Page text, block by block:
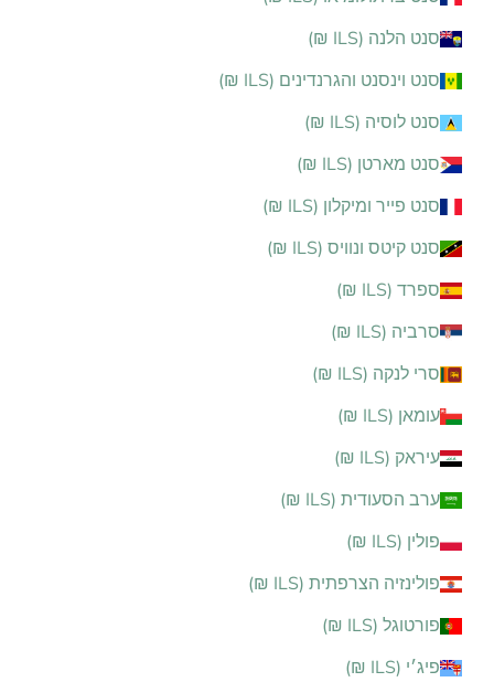
סנט הלנה (ILS ₪)
סנט וינסנט והגרנדינים (ILS ₪)
סנט לוסיה (ILS ₪)
סנט מארטן (ILS ₪)
סנט פייר ומיקלון (ILS ₪)
סנט קיטס ונוויס (ILS ₪)
ספרד (ILS ₪)
סרביה (ILS ₪)
סרי לנקה (ILS ₪)
עומאן (ILS ₪)
עיראק (ILS ₪)
ערב הסעודית (ILS ₪)
פולין (ILS ₪)
פולינזיה הצרפתית (ILS ₪)
פורטוגל (ILS ₪)
פיג׳י (ILS ₪)